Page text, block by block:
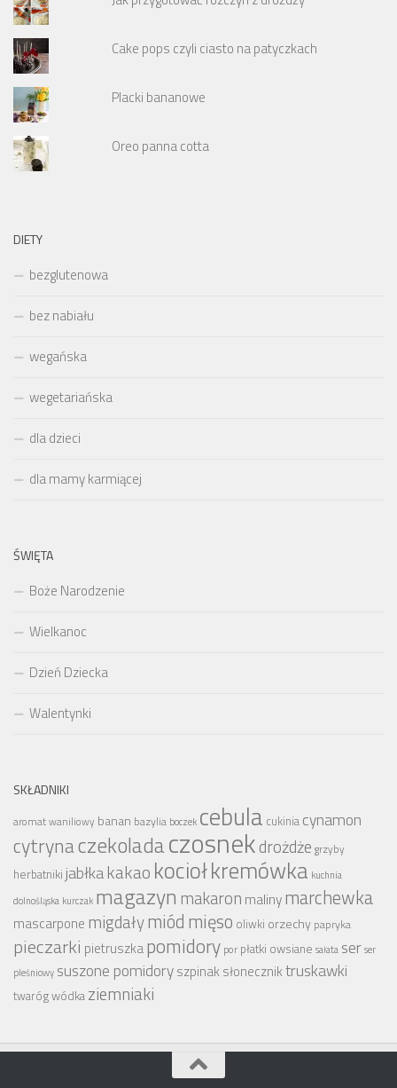
Cake pops czyli ciasto na patyczkach
Placki bananowe
Oreo panna cotta
DIETY
bezglutenowa
bez nabiału
wegańska
wegetariańska
dla dzieci
dla mamy karmiącej
ŚWIĘTA
Boże Narodzenie
Wielkanoc
Dzień Dziecka
Walentynki
SKŁADNIKI
aromat waniliowy banan bazylia boczek cebula cukinia cynamon
cytrynaczekoladaczosnekdrożdże grzyby
herbatniki jabłkakakao kociołkremówka kuchnia
dolnośląska kurczak magazyn makaron malinymarchewka
mascarpone migdałymiódmięso oliwki orzechy papryka
pieczarki pietruszkapomidory por płatki owsiane sałata serser
pleśniowy suszone pomidoryszpinaksłoneczniktruskawki
twarógwódka ziemniaki